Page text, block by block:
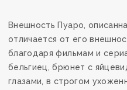
Внешность Пуаро,
отличается от его
благодаря фильмам и
бельгиец, брюнет с
глазами, в строгом